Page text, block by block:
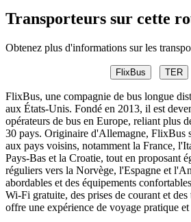
Transporteurs sur cette
Obtenez plus d'informations sur les
FlixBus TER
FlixBus, une compagnie de bus longue
aux États-Unis. Fondé en 2013, il est
opérateurs de bus en Europe, reliant plus
30 pays. Originaire d'Allemagne, FlixBus
aux pays voisins, notamment la France,
Pays-Bas et la Croatie, tout en proposant
réguliers vers la Norvège, l'Espagne et
abordables et des équipements
Wi-Fi gratuite, des prises de courant et
offre une expérience de voyage pratique et